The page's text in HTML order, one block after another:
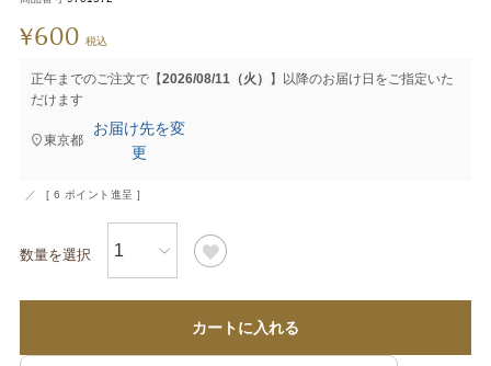
¥600 税込
正午までのご注文で【2026/08/11（火）
】以降のお届け日をご指定いた
だけます
東京都
お届け先を変
更
[ 6 ポイント進呈 ]
カートに入れる